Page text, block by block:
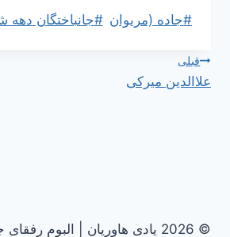
برچسب‌های
#جاده (مریوان #جانباختگان
راهبری
نوشته
قبلی
علاالدین میرکی
© 2026 یادی هاوریان | البوم